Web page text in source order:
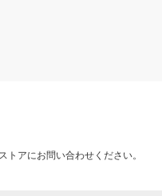
アにお問い合わせください。